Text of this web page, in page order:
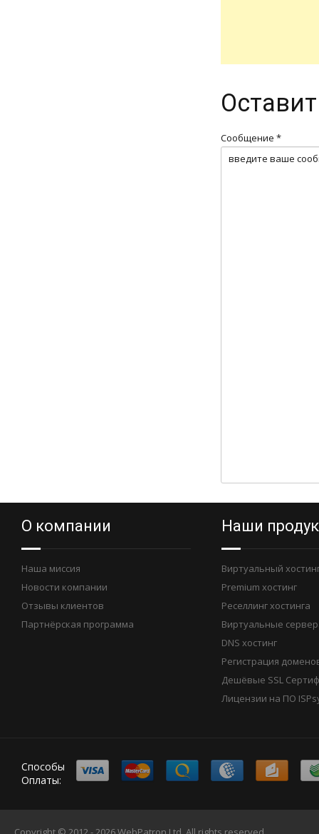
Сообщение *
О компании
Наша миссия
Новости компании
Отзывы клиентов
Партнёрская программа
Наши
Виртуальный
Premium хостинг
Реселлинг хостинга
Виртуальные
DNS хостинг
Регистрация
Дешёвые SSL
Лицензии на ПО
Способы
Оплаты: